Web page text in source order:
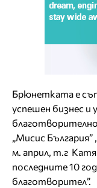
Брюнетката е
успешен бизнес и
„Мисис
м. април, т.г Катя
последните 10
благотворител”.